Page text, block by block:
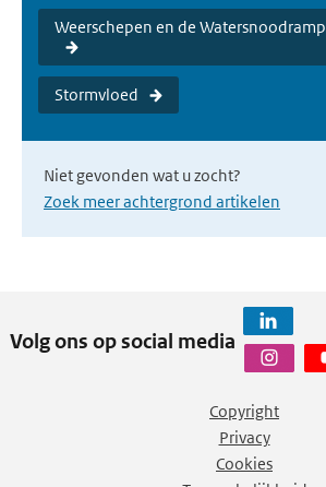
Weerschepen en de
Stormvloed
Niet gevonden wat u zocht?
Zoek meer achtergrond artikelen
Volg ons op social media
Copyright
Privacy
Cookies